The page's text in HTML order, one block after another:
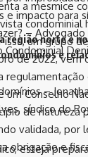
e impacto para
–
Condominial
–
síndico do
esteja
a mesmice
condominial
isso, um grupo
de 2022, vem
um Conselho
de natureza
validada, por
obrigação e
região norte e
e